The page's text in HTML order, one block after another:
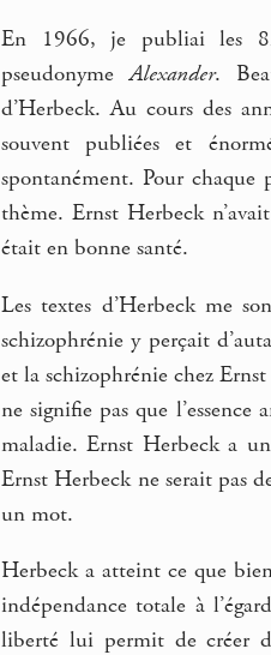
En 1966, je publiai les
pseudonymeAlexander.
d’Herbeck. Au cours des
souvent publiées et
spontanément. Pour
thème. Ernst Herbeck
était en bonne santé.
Les textes d’Herbeck me
schizophrénie y perçait
et la schizophrénie chez
ne signifie pas que l’essence
maladie. Ernst Herbeck a
Ernst Herbeck ne serait pas
un mot.
Herbeck a atteint ce que
indépendance totale à
liberté lui permit de créer